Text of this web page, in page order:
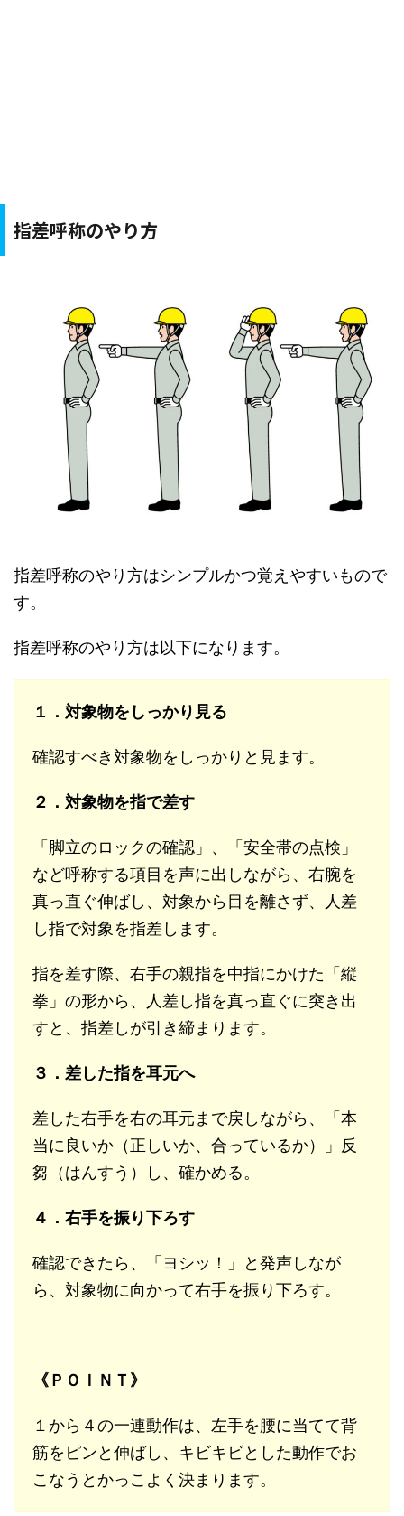
指差呼称のやり方
指差呼称のやり方はシンプルかつ覚えやすいもので
す。
指差呼称のやり方は以下になります。
１．対象物をしっかり見る
確認すべき対象物をしっかりと見ます。
２．対象物を指で差す
「脚立のロックの確認」、「安全帯の点検」
など呼称する項目を声に出しながら、右腕を
真っ直ぐ伸ばし、対象から目を離さず、人差
し指で対象を指差します。
指を差す際、右手の親指を中指にかけた「縦
拳」の形から、人差し指を真っ直ぐに突き出
すと、指差しが引き締まります。
３．差した指を耳元へ
差した右手を右の耳元まで戻しながら、「本
当に良いか（正しいか、合っているか）」反
芻（はんすう）し、確かめる。
４．右手を振り下ろす
確認できたら、「ヨシッ！」と発声しなが
ら、対象物に向かって右手を振り下ろす。
《ＰＯＩＮＴ》
１から４の一連動作は、左手を腰に当てて背
筋をピンと伸ばし、キビキビとした動作でお
こなうとかっこよく決まります。